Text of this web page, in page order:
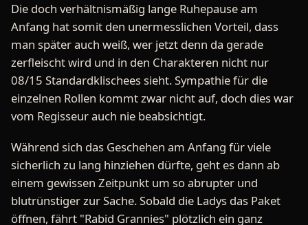
Die doch verhältnismäßig lange Ruhepause am
Anfang hat somit den unermesslichen Vorteil, dass
man später auch weiß, wer jetzt denn da gerade
zerfleischt wird und in den Charakteren nicht nur
08/15 Standardklischees sieht. Sympathie für die
einzelnen Rollen kommt zwar nicht auf, doch dies war
vom Regisseur auch nie beabsichtigt.
Während sich das Geschehen am Anfang für viele
sicherlich zu lang hinziehen dürfte, geht es dann ab
einem gewissen Zeitpunkt um so abrupter und
blutrünstiger zur Sache. Sobald die Ladys das Paket
öffnen, fährt "Rabid Grannies" plötzlich ein ganz